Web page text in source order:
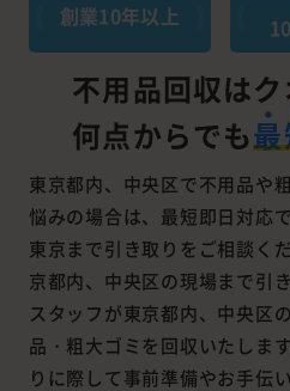
創業10年以上
不用品回収はク
何点からでも
東京都内、中央区で不用品や
悩みの場合は、最短即日対応
東京まで引き取りをご相談く
京都内、中央区の現場まで引
スタッフが東京都内、中央区
品・粗大ゴミを回収いたしま
りに際して事前準備やお手伝